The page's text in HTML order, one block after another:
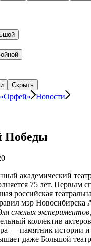
Скрыть
Новости
Победы
академический
75 лет. Первым
российская
мэр Новосибирска
смелых
коллектив
— памятник истории
даже Большой